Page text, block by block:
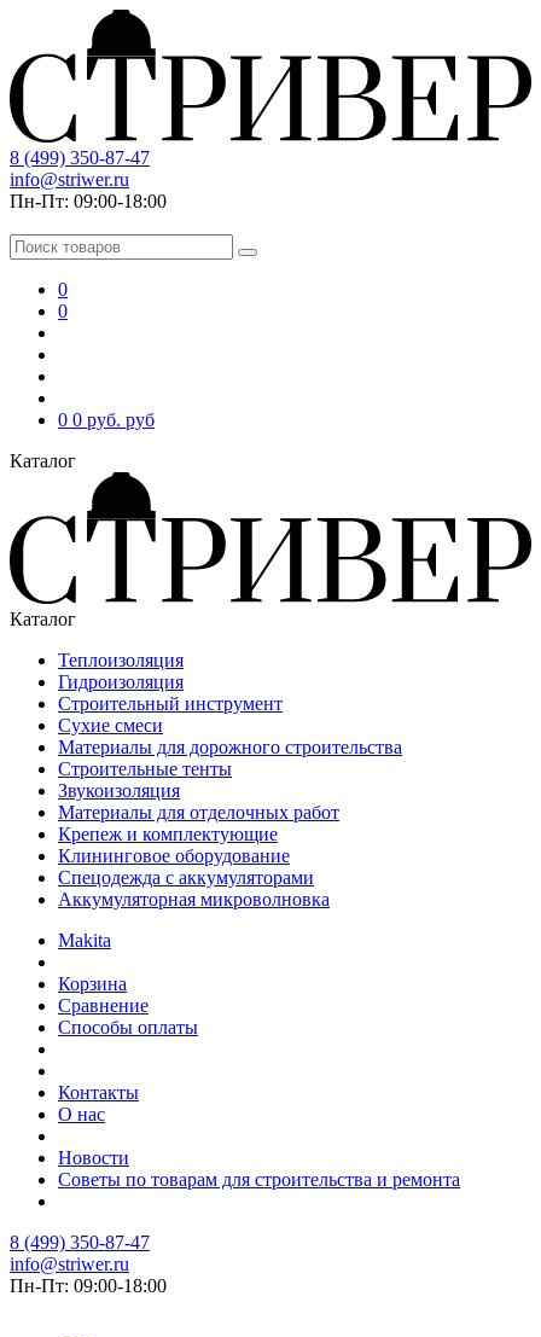
8 (499) 350-87-47
info@striwer.ru
Пн-Пт: 09:00-18:00
0
0
0 0 руб. руб
Каталог
Каталог
Теплоизоляция
Гидроизоляция
Строительный инструмент
Сухие смеси
Материалы для дорожного строительства
Строительные тенты
Звукоизоляция
Материалы для отделочных работ
Крепеж и комплектующие
Клининговое оборудование
Спецодежда с аккумуляторами
Аккумуляторная микроволновка
Makita
Корзина
Сравнение
Способы оплаты
Контакты
О нас
Новости
Советы по товарам для строительства и ремонта
8 (499) 350-87-47
info@striwer.ru
Пн-Пт: 09:00-18:00